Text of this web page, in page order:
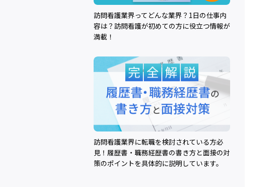
訪問看護業界ってどんな業界？1日の仕事内
容は？訪問看護が初めての方に役立つ情報が
満載！
訪問看護業界に転職を検討されている方必
見！履歴書・職務経歴書の書き方と面接の対
策のポイントを具体的に説明しています。